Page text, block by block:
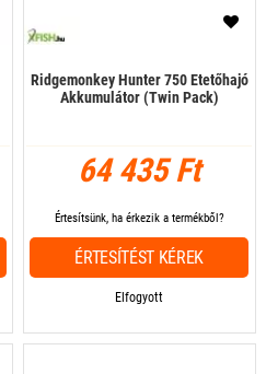
Ridgemonkey Hunter 750 Etetőhajó
Akkumulátor (Twin Pack)
64 435 Ft
Elfogyott
Értesítsünk, ha érkezik a termékből?
ÉRTESÍTÉST KÉREK